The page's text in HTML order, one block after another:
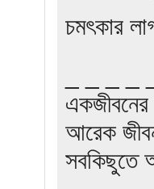
চমৎকার
একজীবনের
আরেক
সবকিছুতে